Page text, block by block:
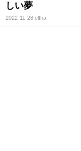
しい夢
2022-11-28eltha